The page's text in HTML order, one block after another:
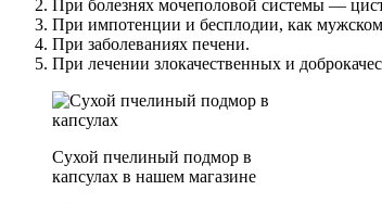
При болезнях мочеполовой системы —
При импотенции и бесплодии, как
При заболеваниях печени.
При лечении злокачественных и
Сухой пчелиный подмор в
капсулах в нашем магазине